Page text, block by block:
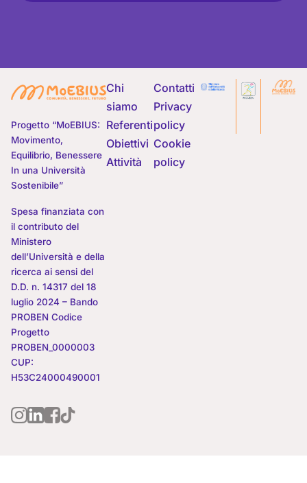
Progetto “MoEBIUS:
Movimento,
Equilibrio, Benessere
In una Università
Sostenibile”
Spesa finanziata con
il contributo del
Ministero
dell’Università e della
ricerca ai sensi del
D.D. n. 14317 del 18
luglio 2024 – Bando
PROBEN Codice
Progetto
PROBEN_0000003
CUP:
H53C24000490001
Chi
siamo
Referenti
Obiettivi
Attività
Contatti
Privacy
policy
Cookie
policy